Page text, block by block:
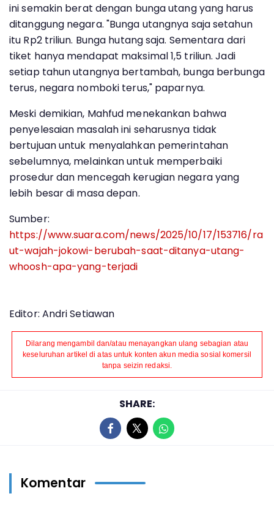
ini semakin berat dengan bunga utang yang harus
ditanggung negara. "Bunga utangnya saja setahun
itu Rp2 triliun. Bunga hutang saja. Sementara dari
tiket hanya mendapat maksimal 1,5 triliun. Jadi
setiap tahun utangnya bertambah, bunga berbunga
terus, negara nomboki terus," paparnya.
Meski demikian, Mahfud menekankan bahwa
penyelesaian masalah ini seharusnya tidak
bertujuan untuk menyalahkan pemerintahan
sebelumnya, melainkan untuk memperbaiki
prosedur dan mencegah kerugian negara yang
lebih besar di masa depan.
Sumber:
https://www.suara.com/news/2025/10/17/153716/ra
ut-wajah-jokowi-berubah-saat-ditanya-utang-
whoosh-apa-yang-terjadi
Editor: Andri Setiawan
Dilarang mengambil dan/atau menayangkan ulang sebagian atau
keseluruhan artikel di atas untuk konten akun media sosial komersil
tanpa seizin redaksi.
SHARE:
Komentar